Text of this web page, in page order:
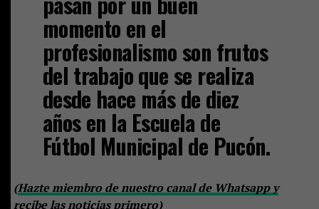
momento en el
profesionalismo son frutos
del trabajo que se realiza
desde hace más de diez
años en la Escuela de
Fútbol Municipal de Pucón.
(Hazte miembro de nuestro canal de Whatsapp y
recibe las noticias primero)